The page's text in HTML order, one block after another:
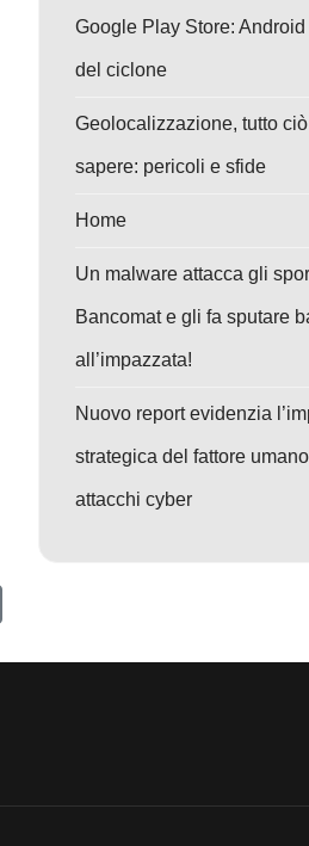
in Medio Oriente
TAG-110 colpisce il
Google Play Store: Android
del ciclone
Geolocalizzazione, tutto
sapere: pericoli e sfide
Home
Un malware attacca gli
Bancomat e gli fa sputare
all’impazzata!
Nuovo report evidenzia
strategica del fattore
attacchi cyber